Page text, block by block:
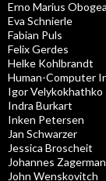
Erno Marius
Eva Schnierle
Fabian Puls
Felix Gerdes
Helke Kohlbrandt
Human-Computer
Igor Velykokhathko
Indra Burkart
Inken Petersen
Jan Schwarzer
Jessica Broscheit
Johannes
John Wenskovitch